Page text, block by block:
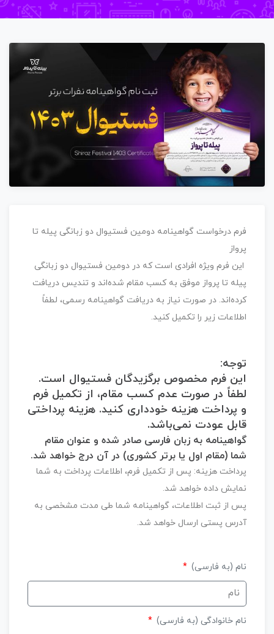
فرم درخواست گواهینامه دومین فستیوال دو زبانگی پیله تا
این فرم ویژه افرادی است که در دومین فستیوال دو زبانگی
پیله تا پرواز موفق به کسب مقام شده‌اند و تندیس دریافت
کرده‌اند. در صورت نیاز به دریافت گواهینامه رسمی، لطفاً
اطلاعات زیر را تکمیل کنید.
توجه:
این فرم مخصوص برگزیدگان فستیوال است.
لطفاً در صورت عدم کسب مقام، از تکمیل فرم
و پرداخت هزینه خودداری کنید.هزینه پرداختی
قابل عودت نمی‌باشد.
گواهینامه به زبان فارسی صادر شده و عنوان مقام
شما (مقام اول یا برتر کشوری) در آن درج خواهد شد.
پرداخت هزینه:پس از تکمیل فرم، اطلاعات پرداخت به شما
نمایش داده خواهد شد.
پس از ثبت اطلاعات، گواهینامه شما طی مدت مشخصی به
آدرس پستی ارسال خواهد شد.
نام (به فارسی)
نام خانوادگی (به فارسی)